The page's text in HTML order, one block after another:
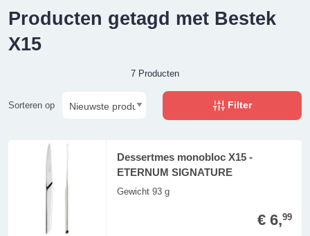
Producten getagd met Bestek
X15
7 Producten
Sorteren op Filter
Dessertmes monobloc X15 -
ETERNUM SIGNATURE
Gewicht 93 g
€ 6,99